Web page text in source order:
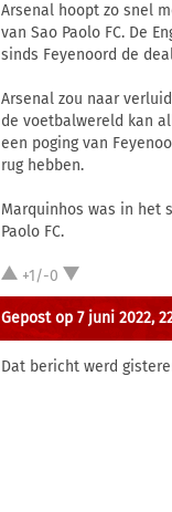
Arsenal hoopt zo snel
van Sao Paolo FC. De
sinds Feyenoord de
Arsenal zou naar
de voetbalwereld kan
een poging van
rug hebben.
Marquinhos was in het
Paolo FC.
+1/-0
Gepost op 7 juni 2022,
Dat bericht werd